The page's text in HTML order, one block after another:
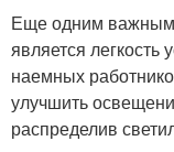
Еще одним
является легкость
наемных
улучшить
распределив